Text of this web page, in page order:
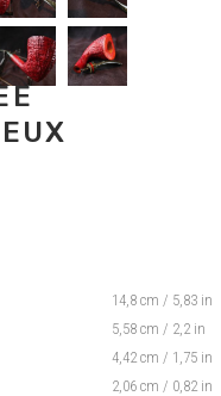
14,8 cm / 5,83 in
5,58 cm / 2,2 in
4,42 cm / 1,75 in
2,06 cm / 0,82 in